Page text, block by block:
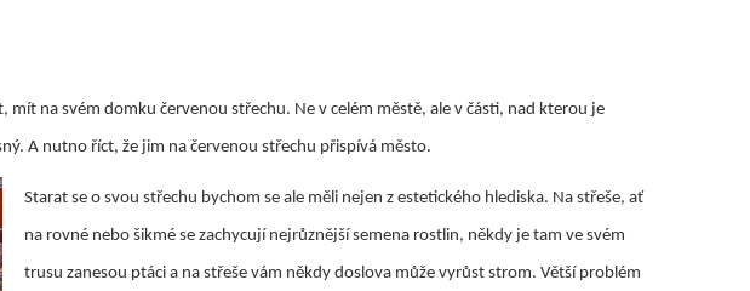
na svém domku červenou střechu. Ne v celém městě, ale v části, nad kterou je
A nutno říct, že jim na červenou střechu přispívá město.
Starat se o svou střechu bychom se ale měli nejen z estetického hlediska. Na střeše, ať
na rovné nebo šikmé se zachycují nejrůznější semena rostlin, někdy je tam ve svém
trusu zanesou ptáci a na střeše vám někdy doslova může vyrůst strom. Větší problém